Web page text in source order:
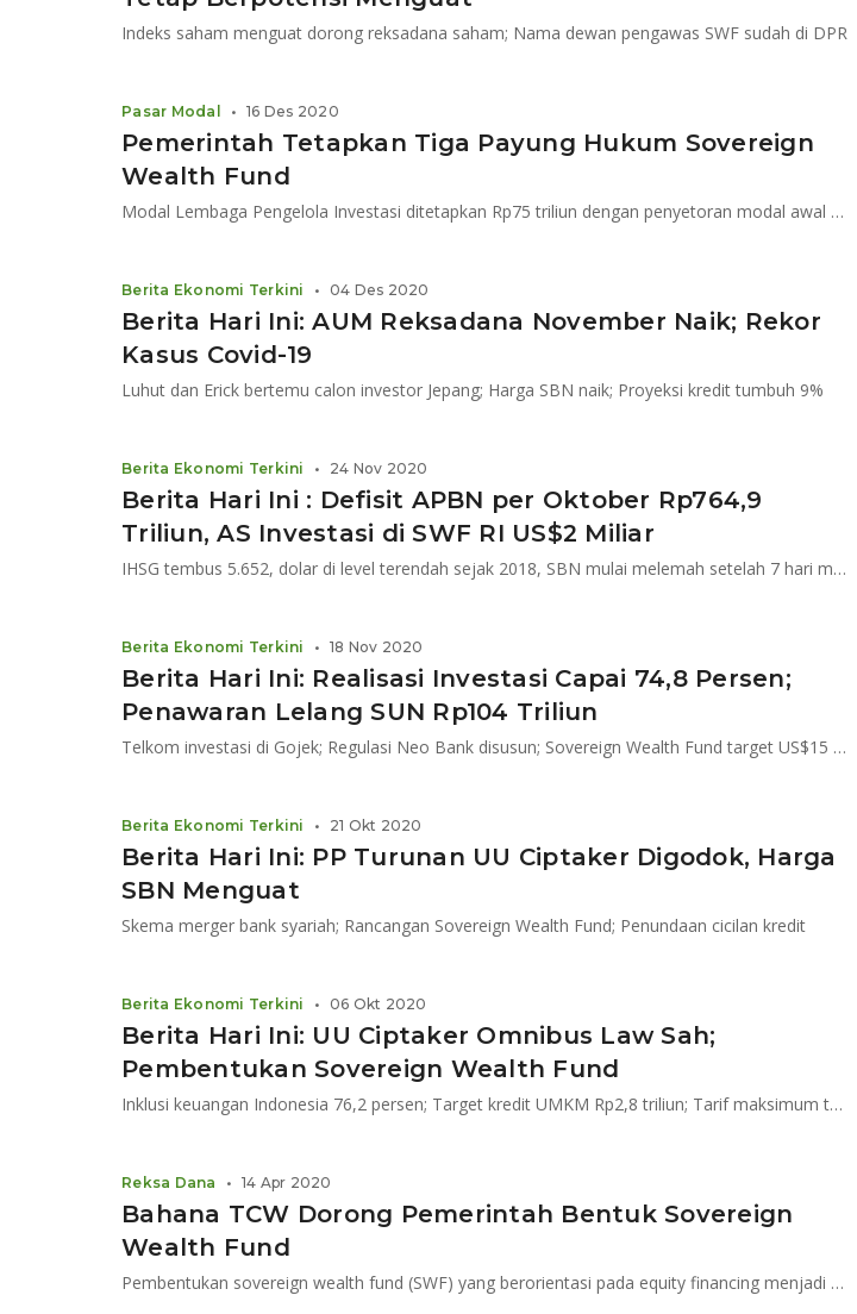
Indeks saham menguat dorong reksadana saham; Nama dewan pengawas SWF sudah di DPR
Pemerintah Tetapkan Tiga Payung Hukum Sovereign
Wealth Fund
Modal Lembaga Pengelola Investasi ditetapkan Rp75 triliun dengan penyetoran modal awal Rp15 triliun
Pasar Modal • 16 Des 2020
Berita Hari Ini: AUM Reksadana November Naik; Rekor
Kasus Covid-19
Luhut dan Erick bertemu calon investor Jepang; Harga SBN naik; Proyeksi kredit tumbuh 9%
Berita Ekonomi Terkini • 04 Des 2020
Berita Hari Ini : Defisit APBN per Oktober Rp764,9
Triliun, AS Investasi di SWF RI US$2 Miliar
IHSG tembus 5.652, dolar di level terendah sejak 2018, SBN mulai melemah setelah 7 hari menguat, tarif kelas baru BPJS Kesehatan
Berita Ekonomi Terkini • 24 Nov 2020
Berita Hari Ini: Realisasi Investasi Capai 74,8 Persen;
Penawaran Lelang SUN Rp104 Triliun
Telkom investasi di Gojek; Regulasi Neo Bank disusun; Sovereign Wealth Fund target US$15 miliar
Berita Ekonomi Terkini • 18 Nov 2020
Berita Hari Ini: PP Turunan UU Ciptaker Digodok, Harga
SBN Menguat
Skema merger bank syariah; Rancangan Sovereign Wealth Fund; Penundaan cicilan kredit
Berita Ekonomi Terkini • 21 Okt 2020
Berita Hari Ini: UU Ciptaker Omnibus Law Sah;
Pembentukan Sovereign Wealth Fund
Inklusi keuangan Indonesia 76,2 persen; Target kredit UMKM Rp2,8 triliun; Tarif maksimum tes swab Rp900 ribu
Berita Ekonomi Terkini • 06 Okt 2020
Bahana TCW Dorong Pemerintah Bentuk Sovereign
Wealth Fund
Pembentukan sovereign wealth fund (SWF) yang berorientasi pada equity financing menjadi pilihan menarik
Reksa Dana • 14 Apr 2020